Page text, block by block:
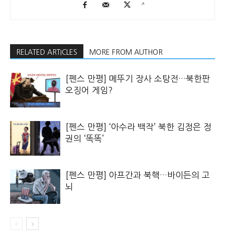
RELATED ARTICLES MORE FROM AUTHOR
[펜스 만평] 메뚜기 장사 소탕전…북한판
오징어 게임?
[펜스 만평] ‘아수라 백작’ 북한 김정은 정
권의 ‘똑똑’
[펜스 만평] 아프간과 북핵…바이든의 고
뇌